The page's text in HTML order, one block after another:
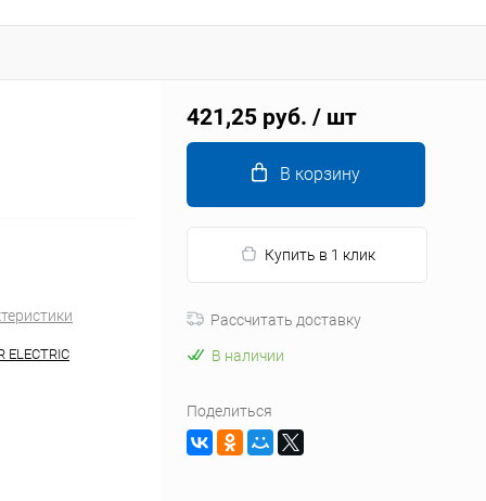
ELECTRIC
421,25 руб. / шт
В корзину
Купить в 1 клик
Рассчитать доставку
В наличии
Поделиться